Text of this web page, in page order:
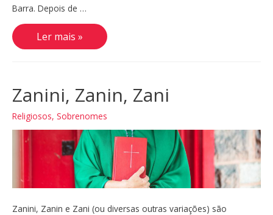
Barra. Depois de …
Bérgamo,
Bergamo
Ler mais »
Zanini, Zanin, Zani
Religiosos, Sobrenomes
Zanini, Zanin e Zani (ou diversas outras variações) são